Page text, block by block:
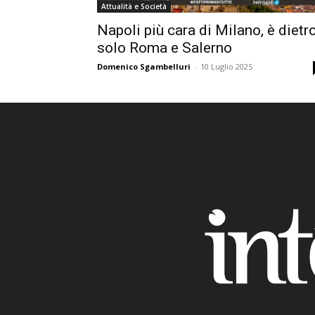
Attualità e Società
Napoli più cara di Milano, è
solo Roma e Salerno
Domenico Sgambelluri - 10 Luglio 2025